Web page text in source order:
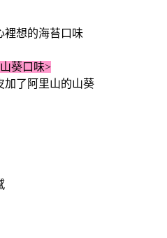
裡想的海苔口味
葵口味>
加了阿里山的山葵